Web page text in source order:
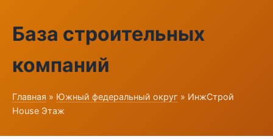
База строительных
компаний
Главная » Южный федеральный округ » ИнжСтрой
House Этаж